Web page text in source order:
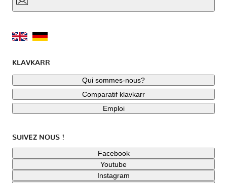
KLAVKARR
Qui sommes-nous?
Comparatif klavkarr
Emploi
SUIVEZ NOUS !
Facebook
Youtube
Instagram